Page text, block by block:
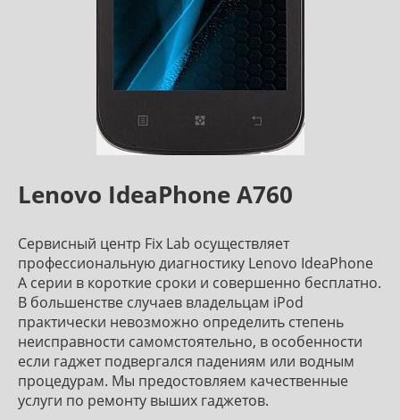
Lenovo IdeaPhone A760
Сервисный центр Fix Lab осуществляет
профессиональную диагностику Lenovo IdeaPhone
A серии в короткие сроки и совершенно бесплатно.
В большенстве случаев владельцам iPod
практически невозможно определить степень
неисправности самомстоятельно, в особенности
если гаджет подвергался падениям или водным
процедурам. Мы предостовляем качественные
услуги по ремонту выших гаджетов.